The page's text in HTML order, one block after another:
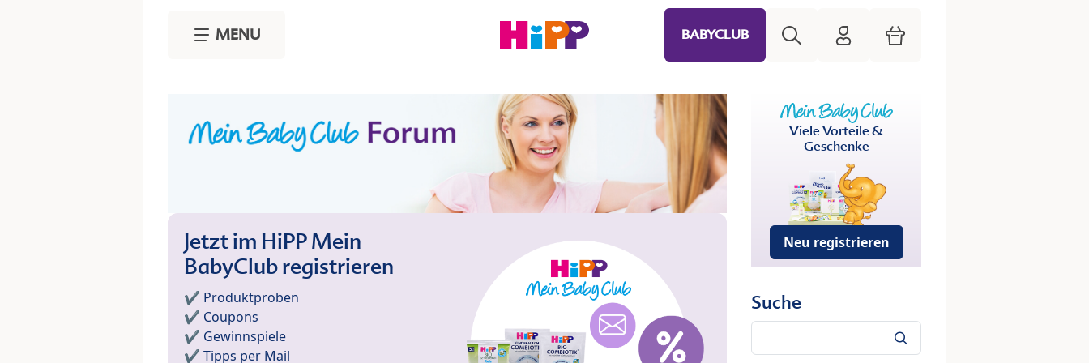
MENU BABYCLUB HiPP Mein Babyclub
Warenkorb
Jetzt im HiPP Mein
BabyClub registrieren
✔️ Produktproben
✔️ Coupons
✔️ Gewinnspiele
✔️ Tipps per Mail
Viele Vorteile &
Geschenke
Neu registrieren
Suche